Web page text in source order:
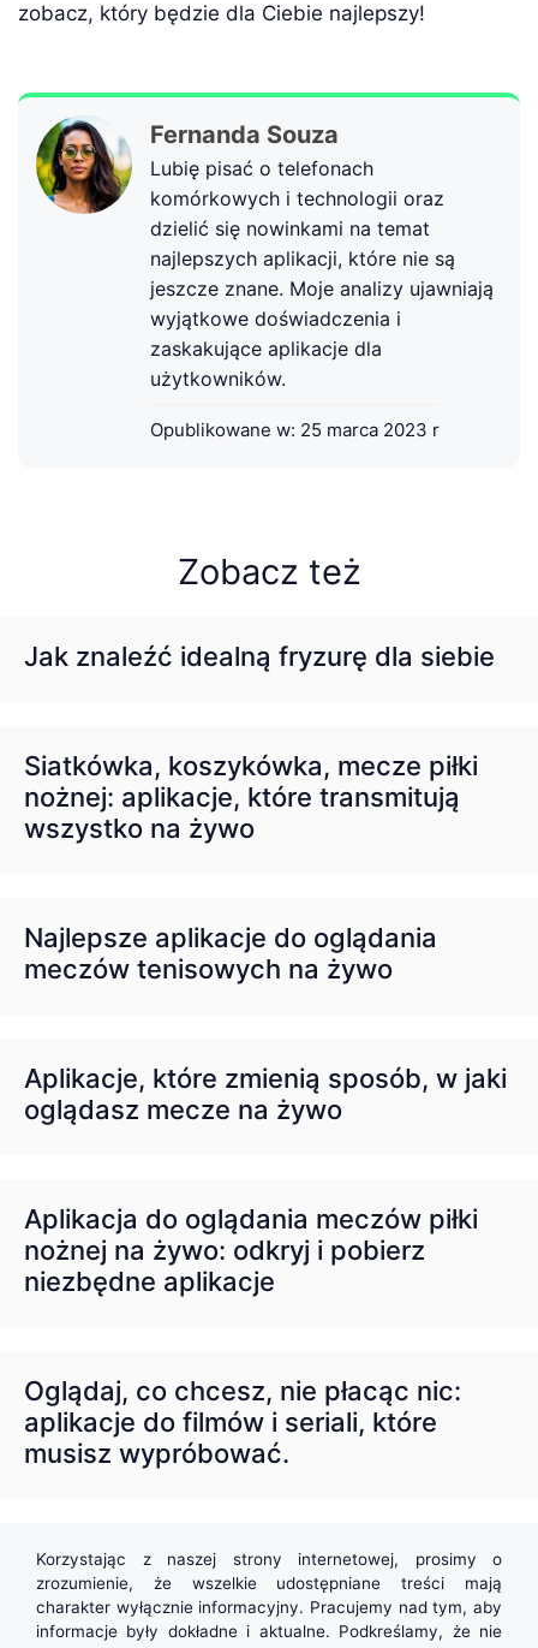
zobacz, który będzie dla Ciebie najlepszy!
Fernanda Souza
Lubię pisać o telefonach
komórkowych i technologii oraz
dzielić się nowinkami na temat
najlepszych aplikacji, które nie są
jeszcze znane. Moje analizy ujawniają
wyjątkowe doświadczenia i
zaskakujące aplikacje dla
użytkowników.
Opublikowane w: 25 marca 2023 r
Zobacz też
Jak znaleźć idealną fryzurę dla siebie
Siatkówka, koszykówka, mecze piłki
nożnej: aplikacje, które transmitują
wszystko na żywo
Najlepsze aplikacje do oglądania
meczów tenisowych na żywo
Aplikacje, które zmienią sposób, w jaki
oglądasz mecze na żywo
Aplikacja do oglądania meczów piłki
nożnej na żywo: odkryj i pobierz
niezbędne aplikacje
Oglądaj, co chcesz, nie płacąc nic:
aplikacje do filmów i seriali, które
musisz wypróbować.
Korzystając z naszej strony internetowej, prosimy o
zrozumienie, że wszelkie udostępniane treści mają
charakter wyłącznie informacyjny. Pracujemy nad tym, aby
informacje były dokładne i aktualne. Podkreślamy, że nie